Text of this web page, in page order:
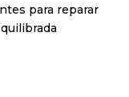
para reparar